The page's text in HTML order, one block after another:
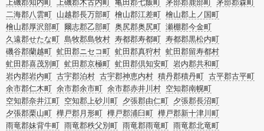
上磯郡知内町 上磯郡木古内町 亀田郡七飯町 茅部郡鹿部町 茅部郡森町
二海郡八雲町 山越郡長万部町 檜山郡江差町 檜山郡上ノ国町
檜山郡厚沢部町 爾志郡乙部町 奥尻郡奥尻町 瀬棚郡今金町
久遠郡せたな町 島牧郡島牧村 寿都郡寿都町 寿都郡黒松内町
磯谷郡蘭越町 虻田郡ニセコ町 虻田郡真狩村 虻田郡留寿都村
虻田郡喜茂別町 虻田郡京極町 虻田郡倶知安町 岩内郡共和町
岩内郡岩内町 古宇郡泊村 古宇郡神恵内村 積丹郡積丹町 古平郡古平町
余市郡仁木町 余市郡余市町 余市郡赤井川村 空知郡南幌町
空知郡奈井江町 空知郡上砂川町 夕張郡由仁町 夕張郡長沼町
夕張郡栗山町 樺戸郡月形町 樺戸郡浦臼町 樺戸郡新十津川町
雨竜郡妹背牛町 雨竜郡秩父別町 雨竜郡雨竜町 雨竜郡北竜町